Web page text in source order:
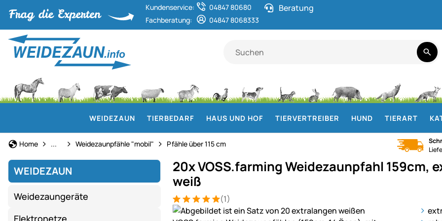
Kundenservice:
04847 80680
Fachberatung:
04847 8068333
Beratung
WEIDEZAUN TIERBEDARF HAUS UND HOF TIERVERTREIBER HUND TIERART
Home Weidezaun
... Weidezaunpfähle "mobil" Pfähle über 115 cm
WEIDEZAUN
Weidezaungeräte
Elektronetze
20x VOSS.farming Weidezaunpfahl 159cm,
weiß
Bewertung: 5 von 5 (1 Bewertungen)
1 Bewertung (1)
Produktgalerie